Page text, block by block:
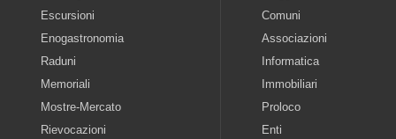
Escursioni
Enogastronomia
Raduni
Memoriali
Mostre-Mercato
Rievocazioni
Comuni
Associazioni
Informatica
Immobiliari
Proloco
Enti